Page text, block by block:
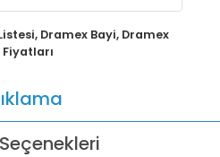
, Dramex Bayi, Dramex